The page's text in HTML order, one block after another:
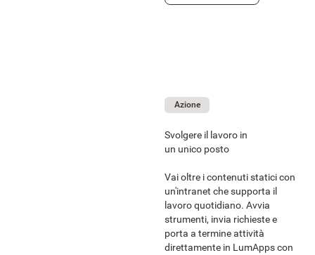
Azione
Svolgere il lavoro in
un unico posto
Vai oltre i contenuti statici con
un'intranet che supporta il
lavoro quotidiano. Avvia
strumenti, invia richieste e
porta a termine attività
direttamente in LumApps con